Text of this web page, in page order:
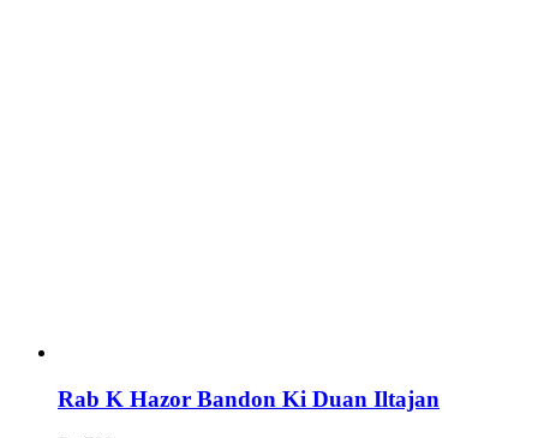
Rab K Hazor Bandon Ki Duan Iltajan